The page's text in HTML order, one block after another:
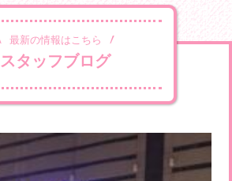
最新の情報はこちら
スタッフブログ